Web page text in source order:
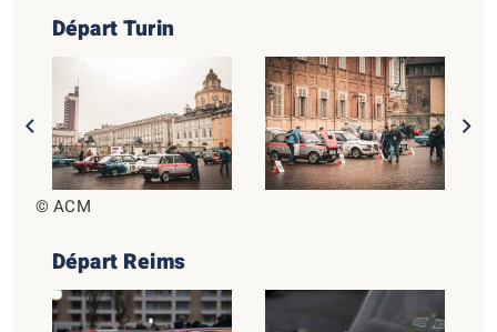
Départ Turin
© ACM
Départ Reims